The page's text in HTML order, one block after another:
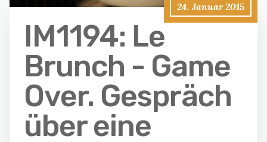
24. Januar 2015
IM1194: Le
Brunch - Game
Over. Gespräch
über eine